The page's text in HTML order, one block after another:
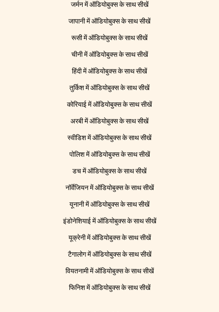
जर्मन में ऑडियोबुक्स के साथ सीखें
जापानी में ऑडियोबुक्स के साथ सीखें
रूसी में ऑडियोबुक्स के साथ सीखें
चीनी में ऑडियोबुक्स के साथ सीखें
हिंदी में ऑडियोबुक्स के साथ सीखें
तुर्किश में ऑडियोबुक्स के साथ सीखें
कोरियाई में ऑडियोबुक्स के साथ सीखें
अरबी में ऑडियोबुक्स के साथ सीखें
स्वीडिश में ऑडियोबुक्स के साथ सीखें
पोलिश में ऑडियोबुक्स के साथ सीखें
डच में ऑडियोबुक्स के साथ सीखें
नॉर्वेजियन में ऑडियोबुक्स के साथ सीखें
यूनानी में ऑडियोबुक्स के साथ सीखें
इंडोनेशियाई में ऑडियोबुक्स के साथ सीखें
यूक्रेनी में ऑडियोबुक्स के साथ सीखें
टैगालोग में ऑडियोबुक्स के साथ सीखें
वियतनामी में ऑडियोबुक्स के साथ सीखें
फिनिश में ऑडियोबुक्स के साथ सीखें